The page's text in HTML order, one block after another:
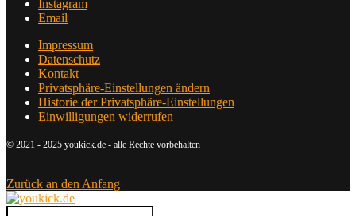
Instagram
Email
Impressum
Datenschutz
Kontakt
Privatsphäre-Einstellungen ändern
Historie der Privatsphäre-Einstellungen
Einwilligungen widerrufen
© 2021 - 2025 youkick.de - alle Rechte vorbehalten
Zurück an den Anfang